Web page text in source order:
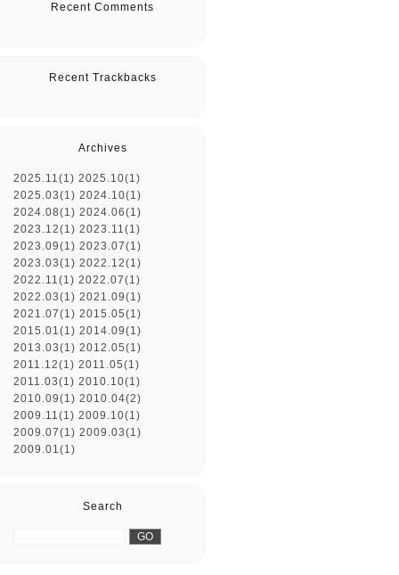
Recent Comments
Recent Trackbacks
Archives
2025.11(1) 2025.10(1)
2025.03(1) 2024.10(1)
2024.08(1) 2024.06(1)
2023.12(1) 2023.11(1)
2023.09(1) 2023.07(1)
2023.03(1) 2022.12(1)
2022.11(1) 2022.07(1)
2022.03(1) 2021.09(1)
2021.07(1) 2015.05(1)
2015.01(1) 2014.09(1)
2013.03(1) 2012.05(1)
2011.12(1) 2011.05(1)
2011.03(1) 2010.10(1)
2010.09(1) 2010.04(2)
2009.11(1) 2009.10(1)
2009.07(1) 2009.03(1)
2009.01(1)
Search